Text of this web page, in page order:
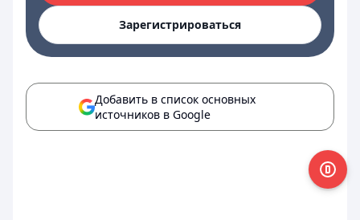
Зарегистрироваться
Добавить в список основных
источников в Google